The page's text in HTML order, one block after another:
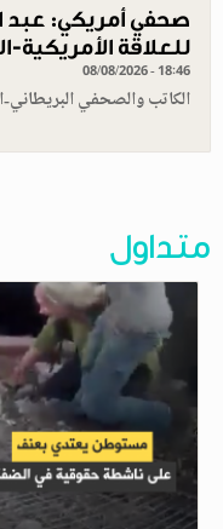
صحفي أمريكي: عبد
للعلاقة الأمريكية-
08/08/2026 - 18:46
الكاتب والصحفي
متداول